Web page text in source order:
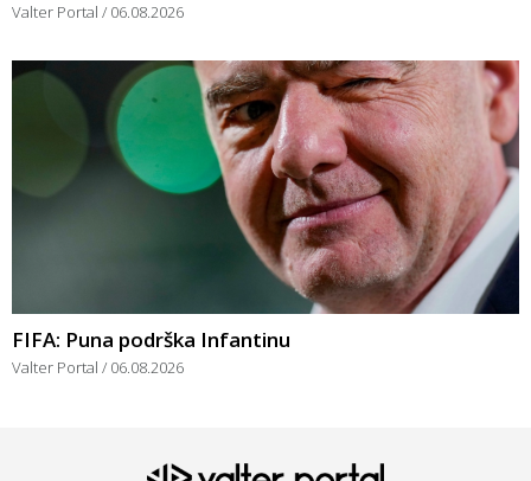
Valter Portal 06.08.2026
FIFA: Puna podrška Infantinu
Valter Portal 06.08.2026